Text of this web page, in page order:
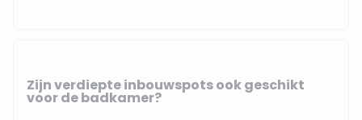
Zijn verdiepte inbouwspots ook geschikt
voor de badkamer?